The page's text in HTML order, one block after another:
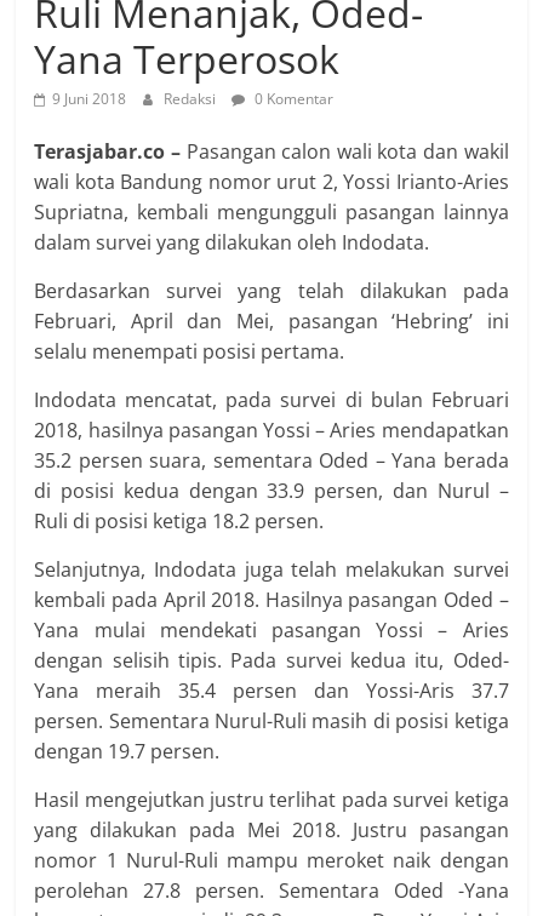
Ruli Menanjak, Oded-
Yana Terperosok
9 Juni 2018 Redaksi 0 Komentar
Terasjabar.co – Pasangan calon wali kota dan wakil
wali kota Bandung nomor urut 2, Yossi Irianto-Aries
Supriatna, kembali mengungguli pasangan lainnya
dalam survei yang dilakukan oleh Indodata.
Berdasarkan survei yang telah dilakukan pada
Februari, April dan Mei, pasangan ‘Hebring’ ini
selalu menempati posisi pertama.
Indodata mencatat, pada survei di bulan Februari
2018, hasilnya pasangan Yossi – Aries mendapatkan
35.2 persen suara, sementara Oded – Yana berada
di posisi kedua dengan 33.9 persen, dan Nurul –
Ruli di posisi ketiga 18.2 persen.
Selanjutnya, Indodata juga telah melakukan survei
kembali pada April 2018. Hasilnya pasangan Oded –
Yana mulai mendekati pasangan Yossi – Aries
dengan selisih tipis. Pada survei kedua itu, Oded-
Yana meraih 35.4 persen dan Yossi-Aris 37.7
persen. Sementara Nurul-Ruli masih di posisi ketiga
dengan 19.7 persen.
Hasil mengejutkan justru terlihat pada survei ketiga
yang dilakukan pada Mei 2018. Justru pasangan
nomor 1 Nurul-Ruli mampu meroket naik dengan
perolehan 27.8 persen. Sementara Oded -Yana